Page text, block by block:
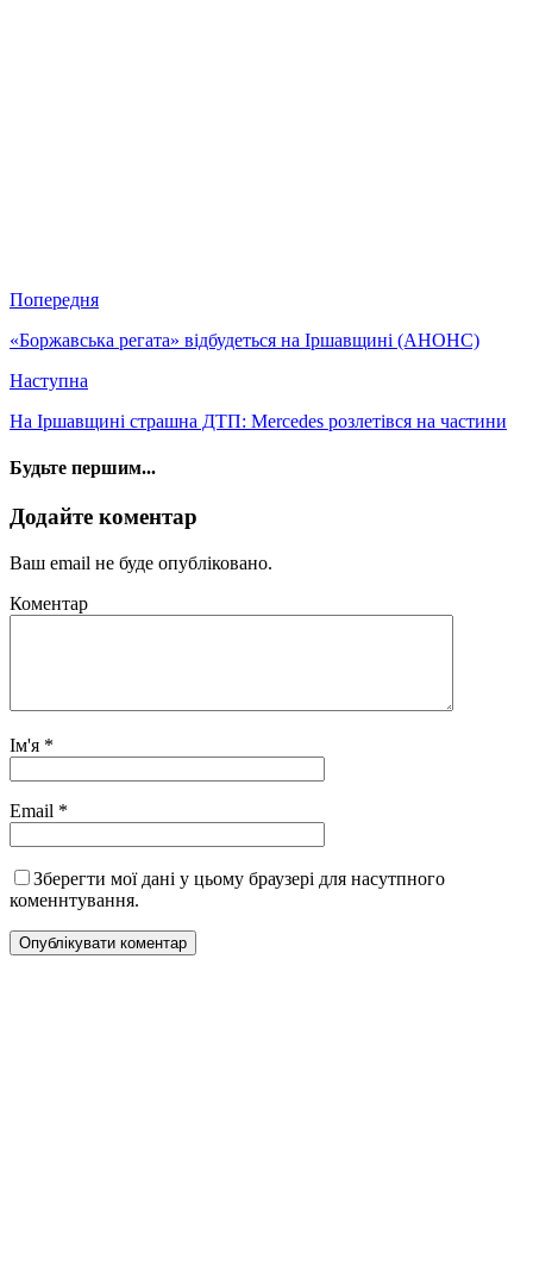
Попередня
«Боржавська регата» відбудеться на Іршавщині (АНОНС)
Наступна
На Іршавщині страшна ДТП: Mercedes розлетівся на частини
Будьте першим...
Додайте коментар
Ваш email не буде опубліковано.
Коментар
Ім'я *
Email *
Зберегти мої дані у цьому браузері для насутпного
коменнтування.